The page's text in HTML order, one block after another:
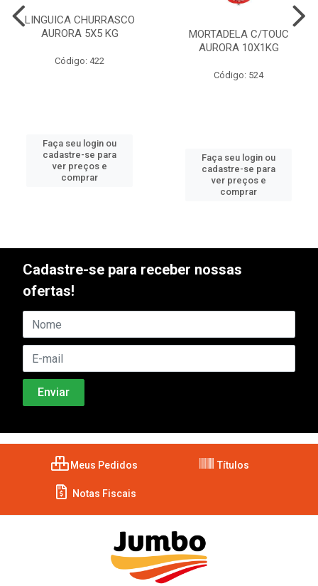
LINGUICA CHURRASCO
AURORA 5X5 KG
Código: 422
Faça seu login ou
cadastre-se para
ver preços e
comprar
MORTADELA C/TOUC
AURORA 10X1KG
Código: 524
Faça seu login ou
cadastre-se para
ver preços e
comprar
Cadastre-se para receber nossas
ofertas!
Meus Pedidos Títulos
Notas Fiscais